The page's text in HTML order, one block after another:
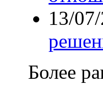
13/
Более